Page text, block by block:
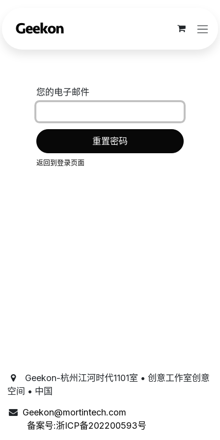
您的电子邮件
重置密码
返回到登录页面
Geekon-杭州江河时代1101室 • 创意工作室创意
空间 • 中国
Geekon@mortintech.com
备案号:浙ICP备202200593号